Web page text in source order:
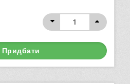
Придбати